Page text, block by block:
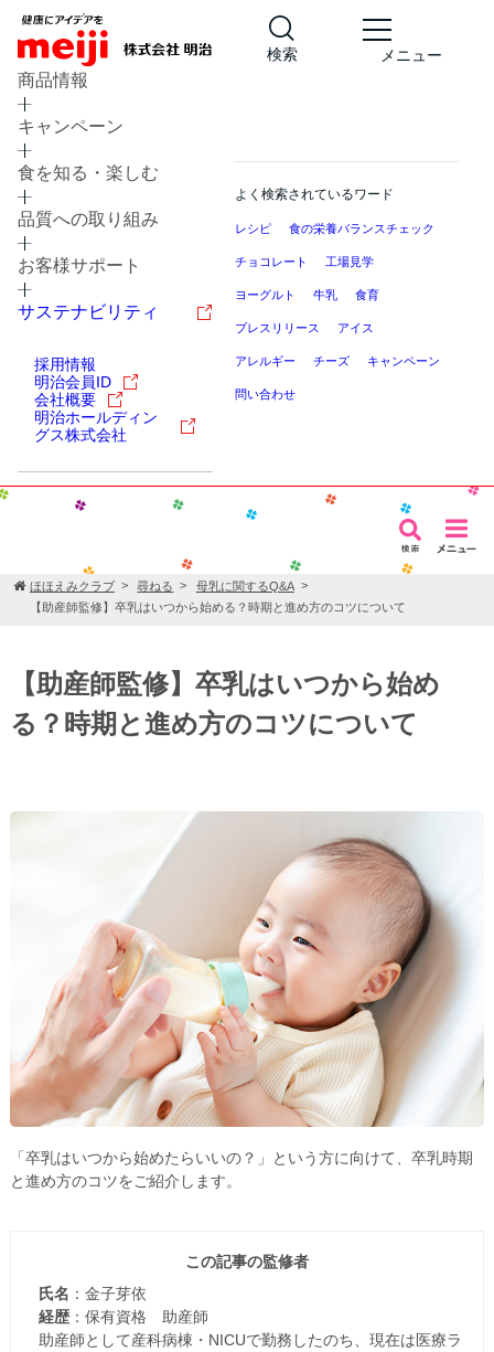
検索 メニュー
商品情報
キャンペーン
食を知る・楽しむ
品質への取り組み
お客様サポート
サステナビリティ
採用情報
明治会員ID
会社概要
明治ホールディン
グス株式会社
よく検索されているワード
レシピ 食の栄養バランスチェック
チョコレート 工場見学
ヨーグルト 牛乳 食育
プレスリリース アイス
アレルギー チーズ キャンペーン
問い合わせ
ほほえみクラブ 尋ねる
母乳に関するQ&A
【助産師監修】卒乳はいつから始める？時期と進め方のコツについて
【助産師監修】卒乳はいつから始め
る？時期と進め方のコツについて
「卒乳はいつから始めたらいいの？」という方に向けて、卒乳時期
と進め方のコツをご紹介します。
この記事の監修者
氏名 ：金子芽依
経歴 ：保有資格 助産師
助産師として産科病棟・NICUで勤務したのち、現在は医療ラ